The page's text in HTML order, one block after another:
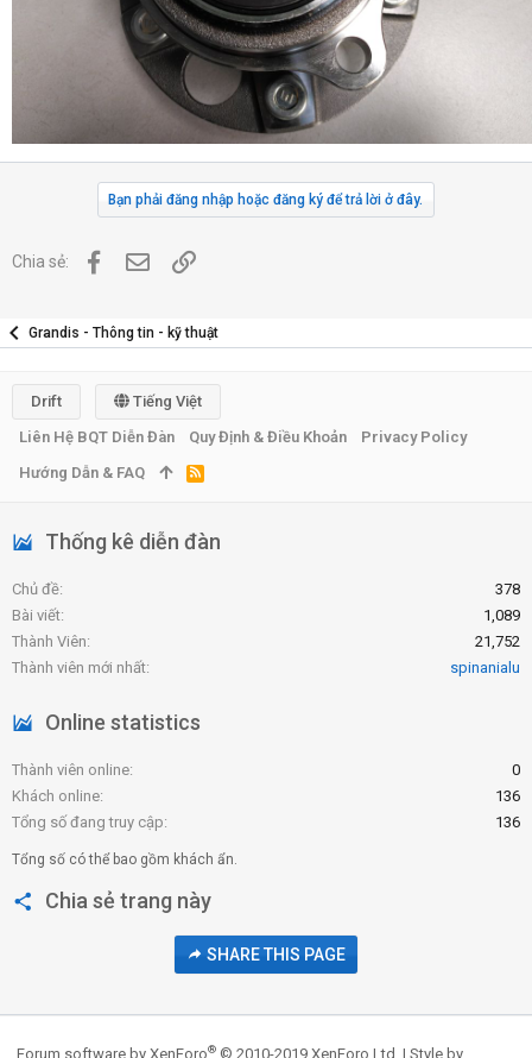
Bạn phải đăng nhập hoặc đăng ký để trả lời ở đây.
Chia sẻ: FacebookĐịa chỉ Email
Link
Grandis - Thông tin - kỹ thuật
Thống kê diễn đàn
Chủ đề
378
Bài viết
1,089
Thành Viên
21,752
Thành viên mới nhất
spinanialu
Online statistics
Thành viên online
0
Khách online
136
Tổng số đang truy cập
136
Tổng số có thể bao gồm khách ẩn.
Chia sẻ trang này
SHARE THIS PAGE
Drift
Tiếng Việt
Liên Hệ BQT Diễn Đàn
Quy Định & Điều Khoản
Privacy Policy
Hướng Dẫn & FAQ
R
Forum software by XenForo® © 2010-2019 XenForo Ltd. | Style by